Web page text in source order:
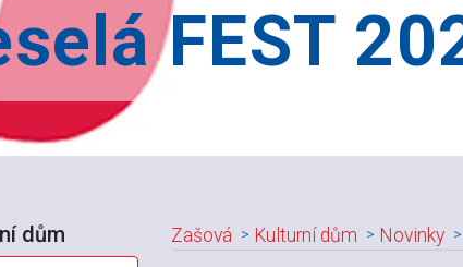
FEST
dům Zašová Kulturní dům Novinky